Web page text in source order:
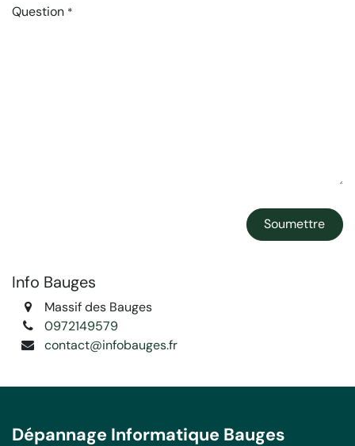
Question *
Soumettre
Info Bauges
Massif des Bauges
0972149579
contact@infobauges.fr
Dépannage Informatique Bauges